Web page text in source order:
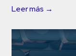
Leer más →